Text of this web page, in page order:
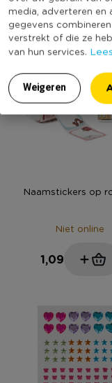
media, adverteren en
gegevens
verstrekt of die ze
van hun services.
Weigeren
2,99
Naamstickers op
Niet online
1,09